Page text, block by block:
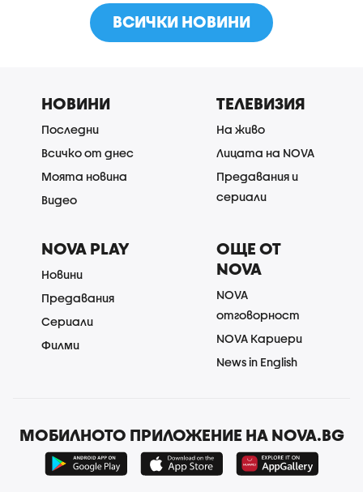
ВСИЧКИ НОВИНИ
НОВИНИ
Последни
Всичко от днес
Моята новина
Видео
ТЕЛЕВИЗИЯ
На живо
Лицата на NOVA
Предавания и
сериали
NOVA PLAY
Новини
Предавания
Сериали
Филми
ОЩЕ ОТ
NOVA
NOVA
отговорност
NOVA Кариери
News in English
МОБИЛНОТО ПРИЛОЖЕНИЕ НА NOVA.BG